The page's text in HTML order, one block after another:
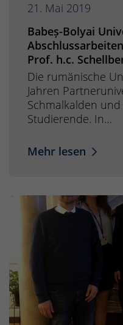
21. Mai 2019
Babeș-Bolyai
Prof. h.c.
Die rumänische
Jahren
Schmalkalden
Studierende. In…
Mehr lesen